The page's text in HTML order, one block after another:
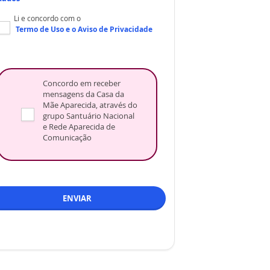
Li e concordo com o
Termo de Usoe oAviso de Privacidade
Concordo em receber
mensagens da Casa da
Mãe Aparecida, através do
grupo Santuário Nacional
e Rede Aparecida de
Comunicação
ENVIAR